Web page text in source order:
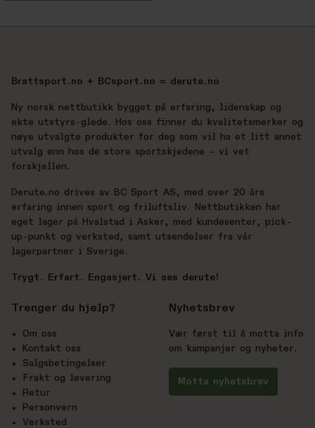
Brattsport.no + BCsport.no = derute.no
Ny norsk nettbutikk bygget på erfaring, lidenskap og
ekte utstyrs-glede. Hos oss finner du kvalitetsmerker og
nøye utvalgte produkter for deg som vil ha et litt annet
utvalg enn hos de store sportskjedene – vi vet
forskjellen.
Derute.no drives av BC Sport AS, med over 20 års
erfaring innen sport og friluftsliv. Nettbutikken har
eget lager på Hvalstad i Asker, med kundesenter, pick-
up-punkt og verksted, samt utsendelser fra vår
lagerpartner i Sverige.
Trygt. Erfart. Engasjert. Vi ses derute!
Trenger du hjelp?
Om oss
Kontakt oss
Salgsbetingelser
Frakt og levering
Retur
Personvern
Verksted
Nyhetsbrev
Vær først til å motta info
om kampanjer og nyheter.
Motta nyhetsbrev